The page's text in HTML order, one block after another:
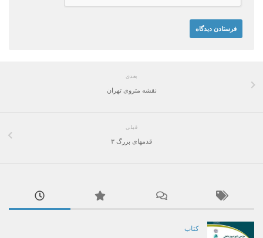
بعدی
نقشه متروی تهران
قبلی
قدمهای بزرگ ۳
کتاب